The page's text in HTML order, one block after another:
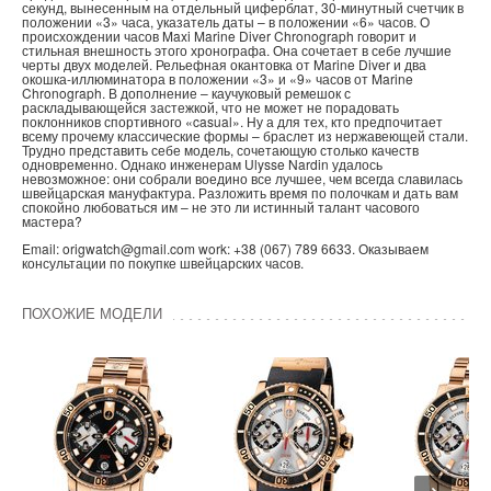
секунд, вынесенным на отдельный циферблат, 30-минутный счетчик в
положении «3» часа, указатель даты – в положении «6» часов. О
происхождении часов Maxi Marine Diver Chronograph говорит и
стильная внешность этого хронографа. Она сочетает в себе лучшие
черты двух моделей. Рельефная окантовка от Marine Diver и два
окошка-иллюминатора в положении «3» и «9» часов от Marine
Chronograph. В дополнение – каучуковый ремешок с
раскладывающейся застежкой, что не может не порадовать
поклонников спортивного «casual». Ну а для тех, кто предпочитает
всему прочему классические формы – браслет из нержавеющей стали.
Трудно представить себе модель, сочетающую столько качеств
одновременно. Однако инженерам Ulysse Nardin удалось
невозможное: они собрали воедино все лучшее, чем всегда славилась
швейцарская мануфактура. Разложить время по полочкам и дать вам
спокойно любоваться им – не это ли истинный талант часового
мастера?
Email: origwatch@gmail.com work: +38 (067) 789 6633. Оказываем
консультации по покупке швейцарских часов.
ПОХОЖИЕ МОДЕЛИ